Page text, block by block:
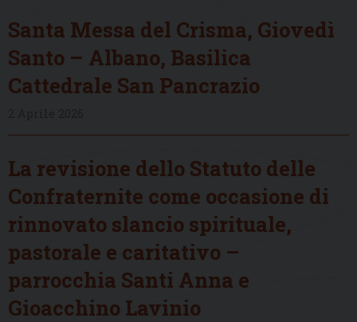
Santa Messa del Crisma, Giovedì
Santo – Albano, Basilica
Cattedrale San Pancrazio
La revisione dello Statuto delle
Confraternite come occasione di
rinnovato slancio spirituale,
pastorale e caritativo –
parrocchia Santi Anna e
Gioacchino Lavinio